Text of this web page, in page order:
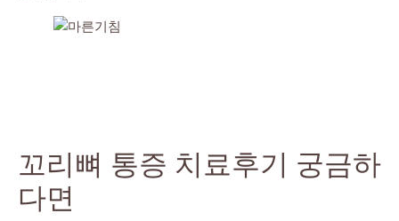
꼬리뼈 통증 치료후기 궁금하
다면